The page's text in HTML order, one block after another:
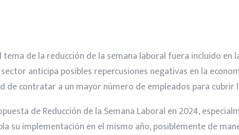
de la reducción de la semana laboral fuera incluido en
anticipa posibles repercusiones negativas en la
contratar a un mayor número de empleados para cubrir
de Reducción de la Semana Laboral en 2024,
su implementación en el mismo año, posiblemente de